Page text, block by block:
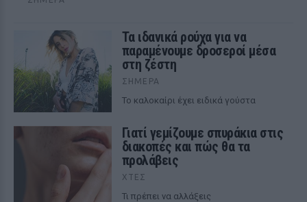
Τα ιδανικά ρούχα για να
παραμένουμε δροσεροί μέσα
στη ζέστη
ΣΉΜΕΡΑ
To καλοκαίρι έχει ειδικά γούστα
Γιατί γεμίζουμε σπυράκια στις
διακοπές και πώς θα τα
προλάβεις
ΧΤΕΣ
Τι πρέπει να αλλάξεις